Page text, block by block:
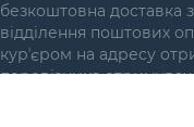
безкоштовна доставка
відділення поштових
курʼєром на адресу
перевізника